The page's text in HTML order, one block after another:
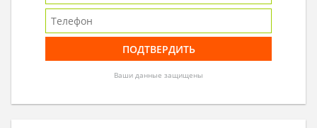
Ваши данные защищены